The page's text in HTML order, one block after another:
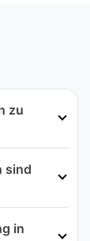
zu
sind
in